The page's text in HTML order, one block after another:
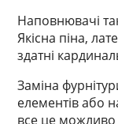
Наповнювачі
Якісна піна,
здатні
Заміна
елементів або
все це можливо